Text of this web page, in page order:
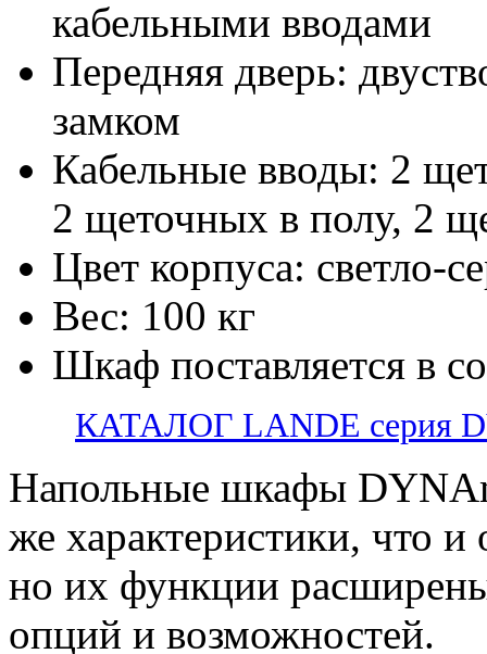
кабельными вводами
Передняя дверь:
замком
Кабельные вводы: 2
2 щеточных в полу, 2
Цвет корпуса: светло-
Вес: 100 кг
Шкаф поставляется в
КАТАЛОГ LANDE серия
Напольные шкафы
же характеристики, что
но их функции
опций и возможностей.